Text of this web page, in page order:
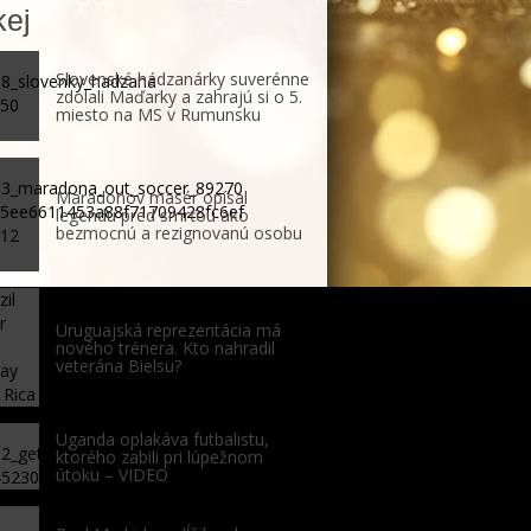
Slovenské hádzanárky suverénne
zdolali Maďarky a zahrajú si o 5.
miesto na MS v Rumunsku
Maradonov masér opísal
legendu pred smrťou ako
bezmocnú a rezignovanú osobu
Uruguajská reprezentácia má
nového trénera. Kto nahradil
veterána Bielsu?
Uganda oplakáva futbalistu,
ktorého zabili pri lúpežnom
útoku – VIDEO